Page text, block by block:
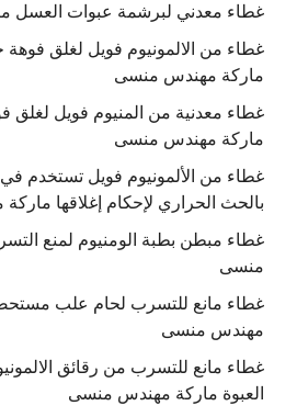
غطاء معدني لبرشمة عبوات العسل
غطاء من الالمونيوم فويل لغلق فوهة
ماركة مهندس منسى
غطاء معدنية من المنيوم فويل لغلق
ماركة مهندس منسى
غطاء من الألمونيوم فويل تستخدم في
بالحث الحراري لإحكام إغلاقها
غطاء مبطن بطبة الومنيوم لمنع
منسى
غطاء مانع للتسرب لحام علب
مهندس منسى
غطاء مانع للتسرب من رقائق
العبوة ماركة مهندس منسى